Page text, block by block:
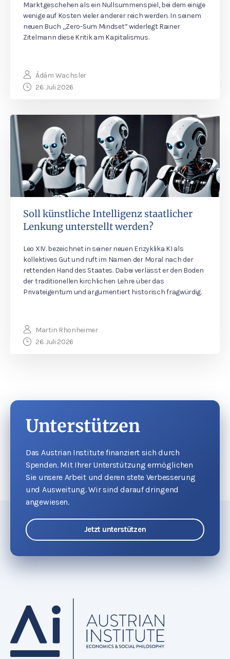
Marktgeschehen als ein Nullsummenspiel, bei dem einige
wenige auf Kosten vieler anderer reich werden. In seinem
neuen Buch „Zero-Sum Mindset” widerlegt Rainer
Zitelmann diese Kritik am Kapitalismus.
Ádám Wachsler
26. Juli 2026
Soll künstliche Intelligenz staatlicher
Lenkung unterstellt werden?
Leo XIV. bezeichnet in seiner neuen Enzyklika KI als
kollektives Gut und ruft im Namen der Moral nach der
rettenden Hand des Staates. Dabei verlässt er den Boden
der traditionellen kirchlichen Lehre über das
Privateigentum und argumentiert historisch fragwürdig.
Martin Rhonheimer
26. Juli 2026
Unterstützen
Das Austrian Institute finanziert sich durch
Spenden. Mit Ihrer Unterstützung ermöglichen
Sie unsere Arbeit und deren stete Verbesserung
und Ausweitung. Wir sind darauf dringend
angewiesen.
Jetzt unterstützen